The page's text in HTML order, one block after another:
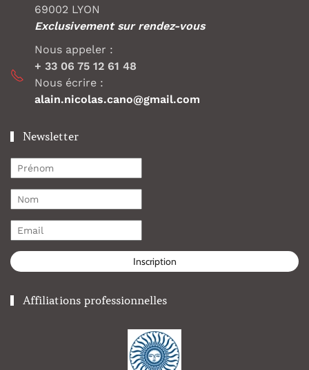
69002 LYON
Exclusivement sur rendez-vous
Nous appeler :
+ 33 06 75 12 61 48
Nous écrire :
alain.nicolas.cano@gmail.com
Newsletter
Inscription
Affiliations professionnelles